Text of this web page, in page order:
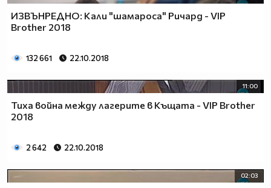
ИЗВЪНРЕДНО: Кали "шамароса" Ричард - VIP
Brother 2018
132 661 22.10.2018
11:00
Тиха война между лагерите в Къщата - VIP Brother
2018
2 642 22.10.2018
02:03